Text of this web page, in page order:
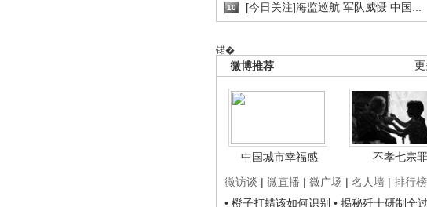
10 [今日关注]海监巡航 军队威慑 中国...
锘�
微博推荐
中国城市幸福感
不孝七宗罪
微访谈 | 微直播 | 微广场 | 名人墙 | 排行榜
• 橙子打蜡该如何识别 • 揭秘歼十研制全